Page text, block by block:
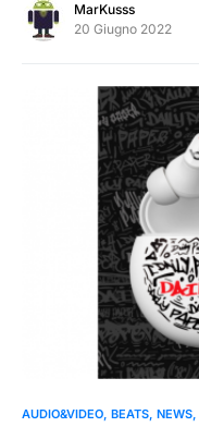
MarKusss
20 Giugno 2022
0
AUDIO&VIDEO BEATS NEWS